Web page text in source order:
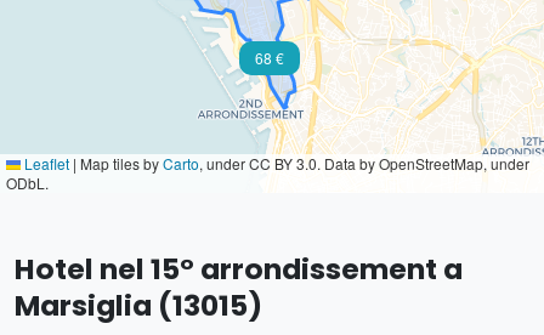
68 €
Leaflet | Map tiles byCarto, under CC BY 3.0. Data by OpenStreetMap, under
ODbL.
Hotel nel 15° arrondissement a
Marsiglia (13015)